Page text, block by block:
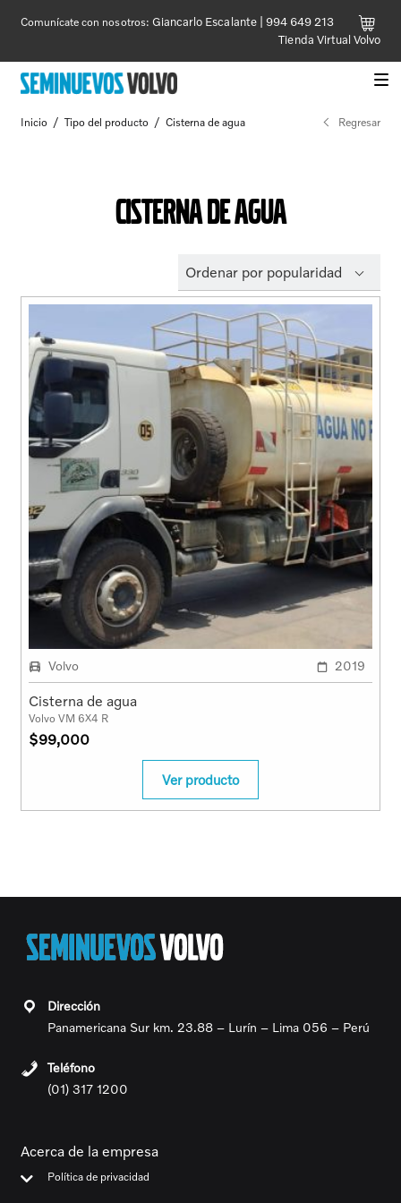
Comunícate con nosotros: Giancarlo Escalante | 994 649 213
Tienda Virtual Volvo
Quiero comprar Quiero renovar
Quiero comprar
Inicio / Tipo del producto / Cisterna de agua Regresar
Cisterna de agua
Ordenar por popularidad
Volvo 2019
Cisterna de agua
Volvo VM 6X4 R
$99,000
Ver producto
Panamericana Sur km. 23.88 – Lurín – Lima 056 – Perú
(01) 317 1200
Acerca de la empresa
Política de privacidad